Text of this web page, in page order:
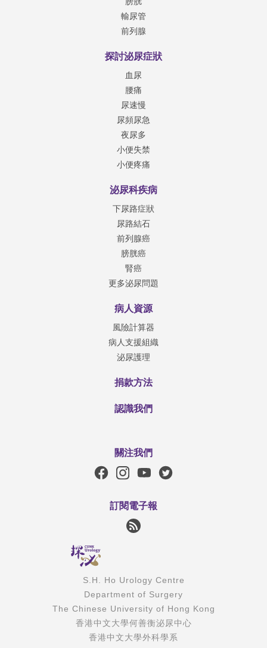
輸尿管
前列腺
探討泌尿症狀
血尿
腰痛
尿速慢
尿頻尿急
夜尿多
小便失禁
小便疼痛
泌尿科疾病
下尿路症狀
尿路結石
前列腺癌
膀胱癌
腎癌
更多泌尿問題
病人資源
風險計算器
病人支援組織
泌尿護理
捐款方法
認識我們
關注我們
訂閱電子報
S.H. Ho Urology Centre
Department of Surgery
The Chinese University of Hong Kong
香港中文大學何善衡泌尿中心
香港中文大學外科學系